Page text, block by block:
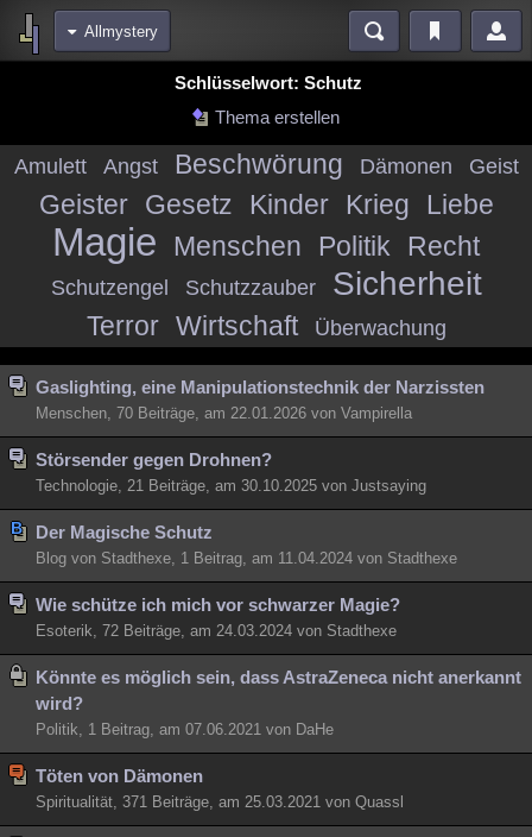
Allmystery
Diskussionen Videos
Wiki Neuigkeiten
meine Rubriken
Menschen Wissenschaft
Technologie Ufologie
Umfragen Unterhaltung
Philosophie Träume Orte Esoterik Literatur
Astronomie Helpdesk Gruppen Gaming Filme
Musik Clash Verbesserungen Allmystery English
Übersichten
Besucht Teilgenommen Alle Neue Geschlossen
Lesenswert Schlüsselwörter
Schlüsselwort: Schutz
Thema erstellen
Amulett Angst Beschwörung Dämonen Geist
Geister Gesetz Kinder Krieg Liebe
Magie Menschen Politik Recht
Schutzengel Schutzzauber Sicherheit
Terror Wirtschaft Überwachung
Gaslighting, eine Manipulationstechnik der Narzissten
Menschen, 70 Beiträge, am 22.01.2026 von Vampirella
Störsender gegen Drohnen?
Technologie, 21 Beiträge, am 30.10.2025 von Justsaying
Der Magische Schutz
Blog von Stadthexe, 1 Beitrag, am 11.04.2024 von Stadthexe
Wie schütze ich mich vor schwarzer Magie?
Esoterik, 72 Beiträge, am 24.03.2024 von Stadthexe
Könnte es möglich sein, dass AstraZeneca nicht anerkannt
wird?
Politik, 1 Beitrag, am 07.06.2021 von DaHe
Töten von Dämonen
Spiritualität, 371 Beiträge, am 25.03.2021 von Quassl